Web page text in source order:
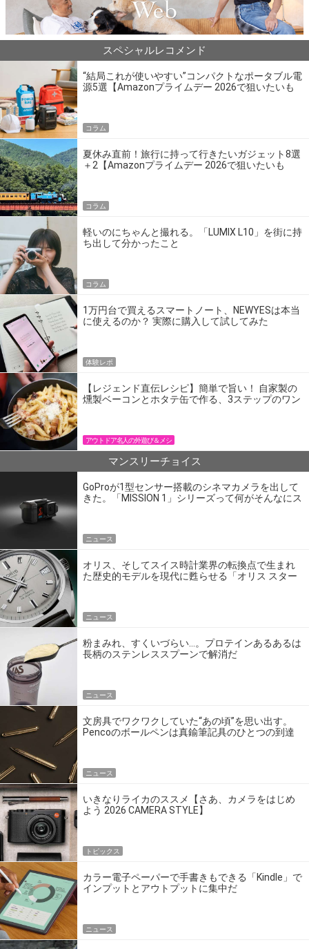
スペシャルレコメンド
“結局これが使いやすい”コンパクトなポータブル電
源5選【Amazonプライムデー 2026で狙いたいも
コラム
夏休み直前！旅行に持って行きたいガジェット8選
＋2【Amazonプライムデー 2026で狙いたいも
コラム
軽いのにちゃんと撮れる。「LUMIX L10」を街に持
ち出して分かったこと
コラム
1万円台で買えるスマートノート、NEWYESは本当
に使えるのか？ 実際に購入して試してみた
体験レポ
【レジェンド直伝レシピ】簡単で旨い！ 自家製の
燻製ベーコンとホタテ缶で作る、3ステップのワン
アウトドア名人の外遊び＆メシ
マンスリーチョイス
GoProが1型センサー搭載のシネマカメラを出して
きた。「MISSION 1」シリーズって何がそんなにス
ニュース
オリス、そしてスイス時計業界の転換点で生まれ
た歴史的モデルを現代に甦らせる「オリス スター
ニュース
粉まみれ、すくいづらい…。プロテインあるあるは
長柄のステンレススプーンで解消だ
ニュース
文房具でワクワクしていた“あの頃”を思い出す。
Pencoのボールペンは真鍮筆記具のひとつの到達
ニュース
いきなりライカのススメ【さあ、カメラをはじめ
よう 2026 CAMERA STYLE】
トピックス
カラー電子ペーパーで手書きもできる「Kindle」で
インプットとアウトプットに集中だ
ニュース